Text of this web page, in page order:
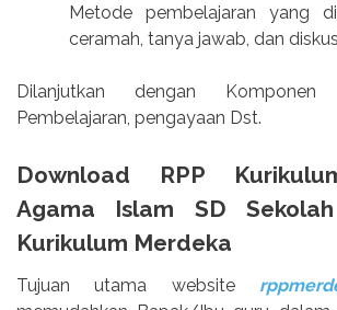
Metode pembelajaran yang
ceramah, tanya jawab, dan
Dilanjutkan dengan
Pembelajaran, pengayaan Dst.
Download RPP
Agama Islam SD
Kurikulum Merdeka
Tujuan utama website